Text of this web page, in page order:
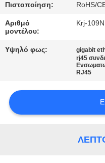
ΜΑΣ
ΕΛΆΤΕ
ΣΕ
ΖΗΤΉΣΤΕ
ΑΠΌΣΠΑΣΜΑ
Πιστοποίηση: RoHS/
Αριθμό
μοντέλου:
Krj-
Υψηλό φως: gigabit
rj45
RJ45